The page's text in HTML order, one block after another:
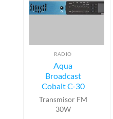
RADIO
Aqua
Broadcast
Cobalt C-30
Transmisor FM
30W